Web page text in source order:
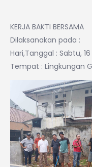
KERJA BAKTI BERSAMA
Dilaksanakan pada :
Hari,Tanggal : Sabtu,
Tempat : Lingkungan